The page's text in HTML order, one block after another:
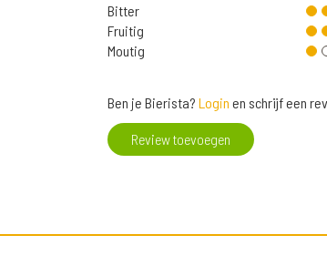
Bitter
Fruitig
Moutig
Ben je Bierista? Login en schrijf een
Review toevoegen